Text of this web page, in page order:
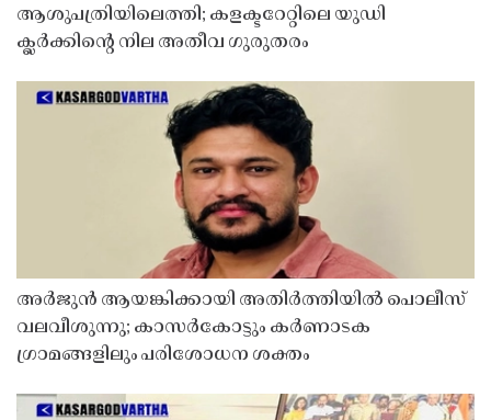
ആശുപത്രിയിലെത്തി; കളക്ടറേറ്റിലെ യുഡി
ക്ലർക്കിൻ്റെ നില അതീവ ഗുരുതരം
അർജുൻ ആയങ്കിക്കായി അതിർത്തിയിൽ പൊലീസ്
വലവീശുന്നു; കാസർകോട്ടും കർണാടക
ഗ്രാമങ്ങളിലും പരിശോധന ശക്തം